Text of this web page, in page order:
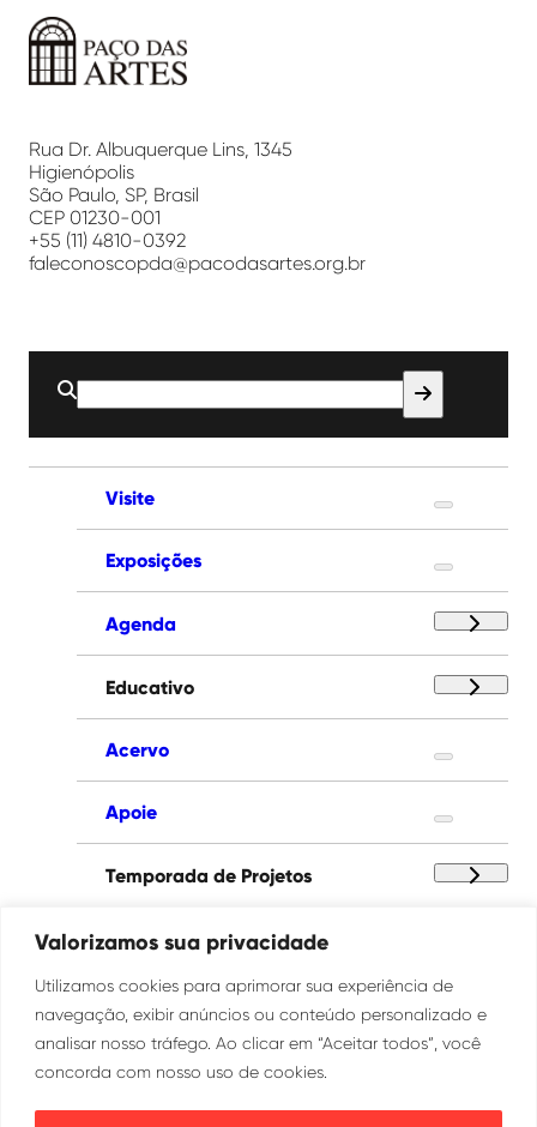
Valorizamos sua privacidade
Utilizamos cookies para aprimorar sua experiência de
navegação, exibir anúncios ou conteúdo personalizado e
analisar nosso tráfego. Ao clicar em “Aceitar todos”, você
concorda com nosso uso de cookies.
Artes
Rua Dr. Albuquerque Lins, 1345
Higienópolis
São Paulo, SP, Brasil
CEP 01230-001
+55 (11) 4810-0392
faleconoscopda@pacodasartes.org.br
Buscar
por:
Visite
Exposições
Agenda
Educativo
Acervo
Apoie
Temporada de Projetos
Paço das Artes
Institucional